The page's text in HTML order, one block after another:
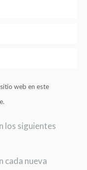
web en este
los siguientes
cada nueva